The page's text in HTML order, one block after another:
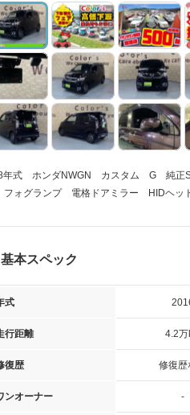
年式 ホンダNWGN カスタム G 純正
ォグランプ 電格ドアミラー HIDヘッ
基本スペック
式
行距離 4.2万
復歴 修復歴
ンオーナー -